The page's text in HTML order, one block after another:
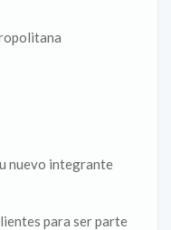
nuevo integrante
para ser parte